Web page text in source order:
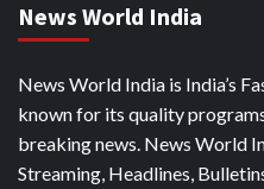
News World India
News World India is India’s
known for its quality
breaking news. News World
Streaming, Headlines,